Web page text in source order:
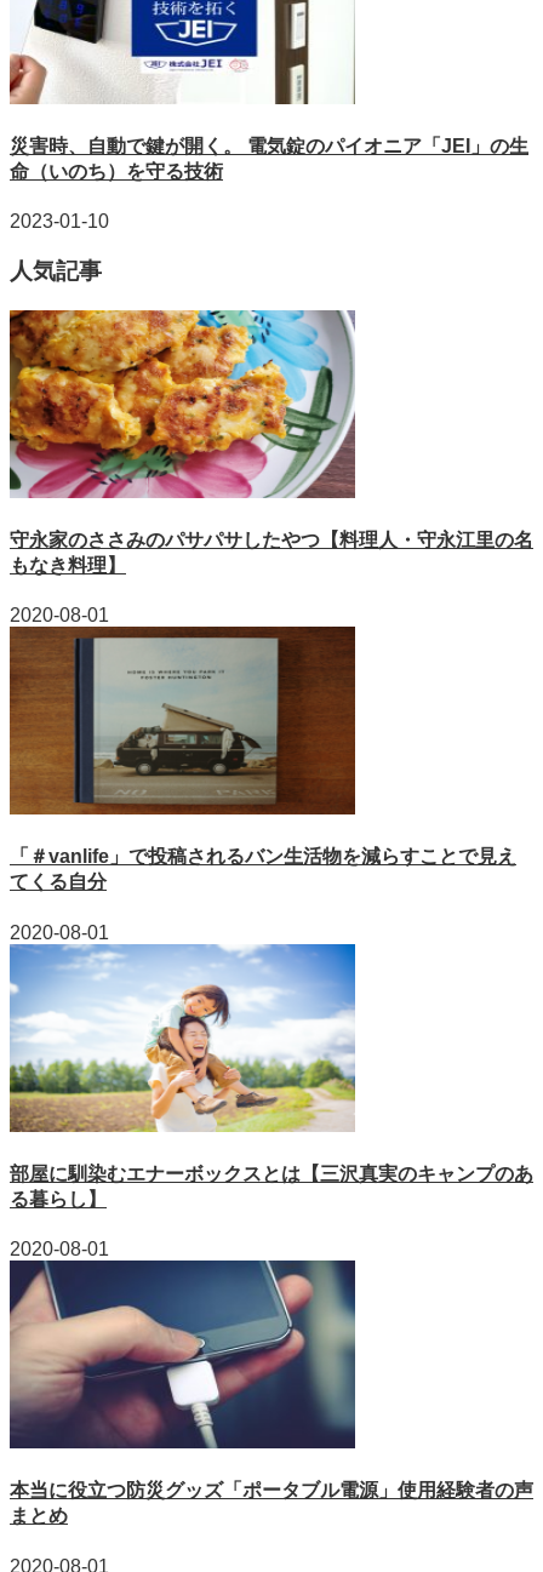
災害時、自動で鍵が開く。 電気錠のパイオニア「JEI」の生
命（いのち）を守る技術
2023-01-10
人気記事
守永家のささみのパサパサしたやつ【料理人・守永江里の名
もなき料理】
2020-08-01
「＃vanlife」で投稿されるバン生活物を減らすことで見え
てくる自分
2020-08-01
部屋に馴染むエナーボックスとは【三沢真実のキャンプのあ
る暮らし】
2020-08-01
本当に役立つ防災グッズ「ポータブル電源」使用経験者の声
まとめ
2020-08-01